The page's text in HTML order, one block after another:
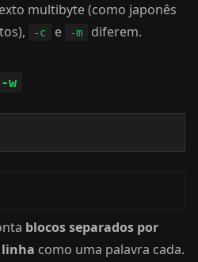
multibyte (como japonês
-c e -m diferem.
-w
blocos separados por
linha como uma palavra cada.